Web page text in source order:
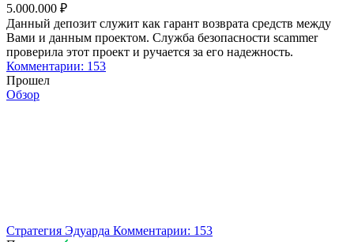
5.000.000 ₽
Данный депозит служит как гарант возврата средств между
Вами и данным проектом. Служба безопасности scammer
проверила этот проект и ручается за его надежность.
Комментарии: 153
Прошел
Обзор
Стратегия Эдуарда Комментарии: 153